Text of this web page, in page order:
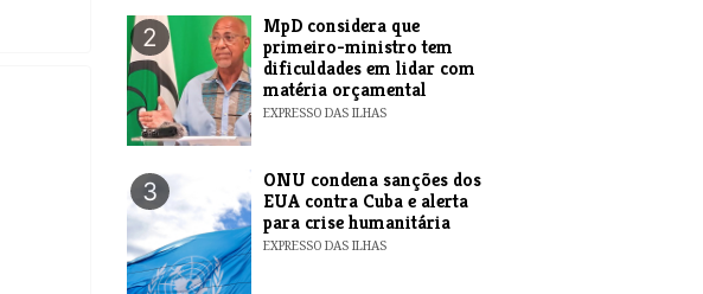
2
MpD considera que
primeiro-ministro tem
dificuldades em lidar com
matéria orçamental
EXPRESSO DAS ILHAS
3
ONU condena sanções dos
EUA contra Cuba e alerta
para crise humanitária
EXPRESSO DAS ILHAS